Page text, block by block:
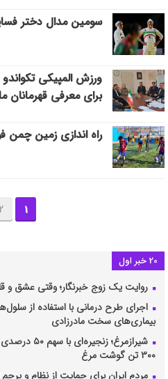
سومین مدال دختر
ورزش المپیکی
برای معرفی قهرمانان
راه اندازی زمین چمن فوتبال در
1
2
20 خبر اول
روایت یک زوج خبرنگار؛ وقتی عشق و
اجرای طرح درمانی با استفاده از
بیماری‌های سخت مادرزادی
شیرازمرغ؛
۳۰۰ تن گوشت مرغ
مردم ایران برای حمایت از نظام و